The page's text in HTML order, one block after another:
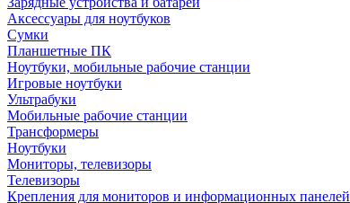
Аксессуары для ноутбуков
Сумки
Планшетные ПК
Ноутбуки, мобильные рабочие станции
Игровые ноутбуки
Ультрабуки
Мобильные рабочие станции
Трансформеры
Ноутбуки
Мониторы, телевизоры
Телевизоры
Крепления для мониторов и информационных панелей